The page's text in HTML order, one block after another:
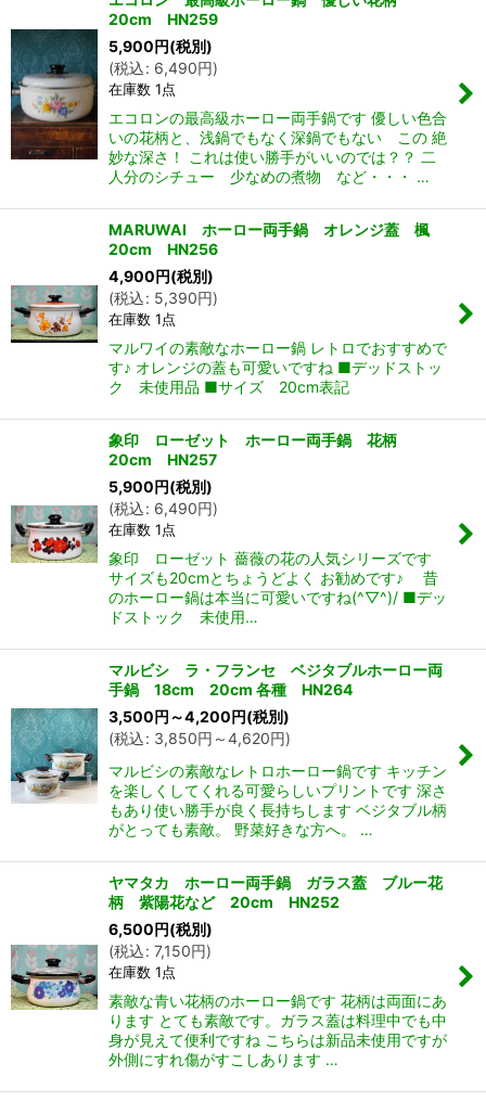
20cm HN259
5,900 円(税別)
(税込: 6,490円)
在庫数 1点
エコロンの最高級ホーロー両手鍋です 優しい色合
いの花柄と、浅鍋でもなく深鍋でもない この 絶
妙な深さ！ これは使い勝手がいいのでは？？ 二
人分のシチュー 少なめの煮物 など・・・ …
MARUWAI ホーロー両手鍋 オレンジ蓋 楓
20cm HN256
4,900 円(税別)
(税込: 5,390円)
在庫数 1点
マルワイの素敵なホーロー鍋 レトロでおすすめで
す♪ オレンジの蓋も可愛いですね ■デッドストッ
ク 未使用品 ■サイズ 20cm表記
象印 ローゼット ホーロー両手鍋 花柄
20cm HN257
5,900 円(税別)
(税込: 6,490円)
在庫数 1点
象印 ローゼット 薔薇の花の人気シリーズです
サイズも20cmとちょうどよく お勧めです♪ 昔
のホーロー鍋は本当に可愛いですね(^▽^)/ ■デッ
ドストック 未使用…
マルビシ ラ・フランセ ベジタブルホーロー両
手鍋 18cm 20cm 各種 HN264
3,500 円 ～4,200 円(税別)
(税込: 3,850円 ～4,620円)
マルビシの素敵なレトロホーロー鍋です キッチン
を楽しくしてくれる可愛らしいプリントです 深さ
もあり使い勝手が良く長持ちします ベジタブル柄
がとっても素敵。 野菜好きな方へ。 …
ヤマタカ ホーロー両手鍋 ガラス蓋 ブルー花
柄 紫陽花など 20cm HN252
6,500 円(税別)
(税込: 7,150円)
在庫数 1点
素敵な青い花柄のホーロー鍋です 花柄は両面にあ
ります とても素敵です。ガラス蓋は料理中でも中
身が見えて便利ですね こちらは新品未使用ですが
外側にすれ傷がすこしあります …